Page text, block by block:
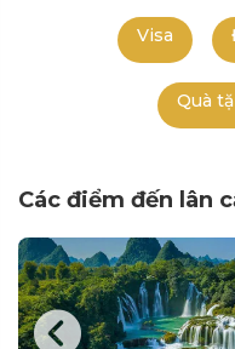
Visa
Quà
Các điểm đến lân